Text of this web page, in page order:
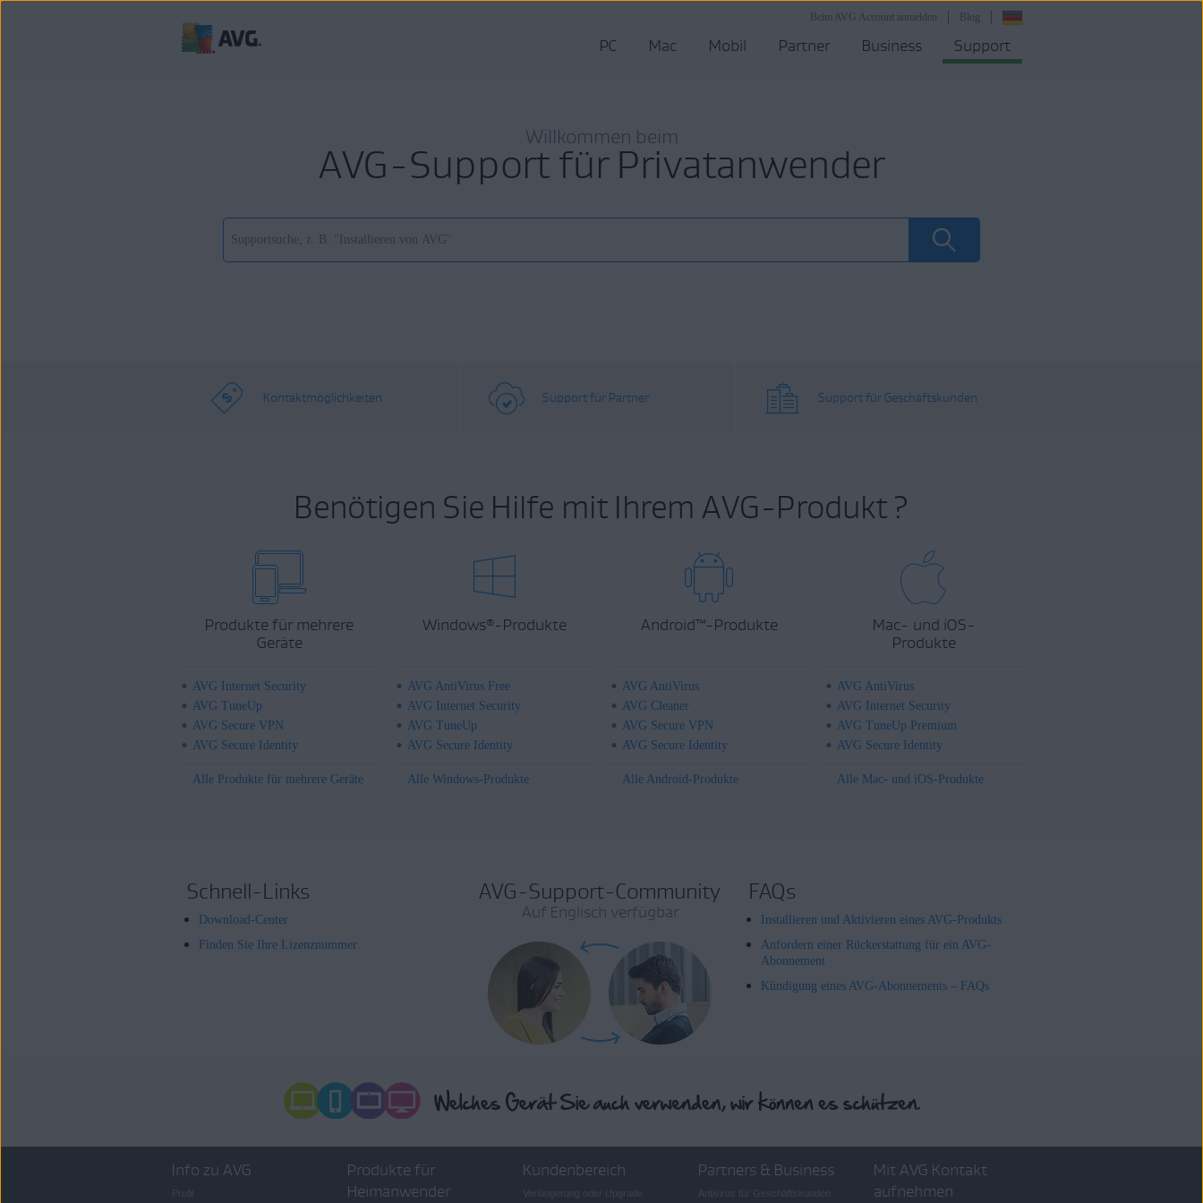
Blog
Beim AVG Account anmelden
PC Mac Mobil Partner Business Support
Willkommen beim
AVG-Support für Privatanwender
Kontaktmöglichkeiten Support für Partner Support für Geschäftskunden
Benötigen Sie Hilfe mit Ihrem AVG-Produkt ?
Produkte für mehrere
Geräte
AVG Internet Security
AVG TuneUp
AVG Secure VPN
AVG Secure Identity
Alle Produkte für mehrere Geräte
Windows® -Produkte
AVG AntiVirus Free
AVG Internet Security
AVG TuneUp
AVG Secure Identity
Alle Windows-Produkte
Android™-Produkte
AVG AntiVirus
AVG Cleaner
AVG Secure VPN
AVG Secure Identity
Alle Android-Produkte
Mac- und iOS-
Produkte
AVG AntiVirus
AVG Internet Security
AVG TuneUp Premium
AVG Secure Identity
Alle Mac- und iOS-Produkte
Schnell-Links
Download-Center
Finden Sie Ihre Lizenznummer
AVG-Support-Community
Auf Englisch verfügbar
FAQs
Installieren und Aktivieren eines AVG-Produkts
Anfordern einer Rückerstattung für ein AVG-
Abonnement
Kündigung eines AVG-Abonnements – FAQs
Info zu AVG
Produkte für
Heimanwender
Kundenbereich Partners & Business
Mit AVG Kontakt
aufnehmen